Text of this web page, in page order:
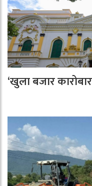
‘खुला बजार